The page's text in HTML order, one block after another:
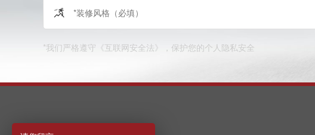
*我们严格遵守《互联网安全法》，保护您的个人隐私安全